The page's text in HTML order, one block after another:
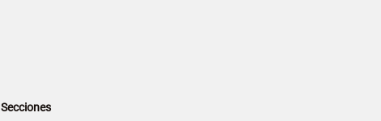
Secciones